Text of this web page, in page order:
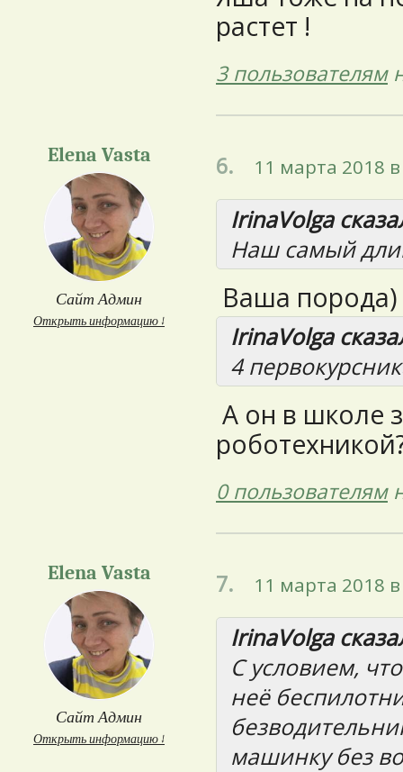
растет !
3 пользователям
Elena Vasta
Сайт Админ
Открыть информацию ↓
6. 11 марта 2018
IrinaVolga
Наш самый
Ваша порода)
IrinaVolga
4
А он в школе
0 пользователям
Elena Vasta
Сайт Админ
Открыть информацию ↓
7. 11 марта 2018
IrinaVolga
С условием,
неё
машинку без